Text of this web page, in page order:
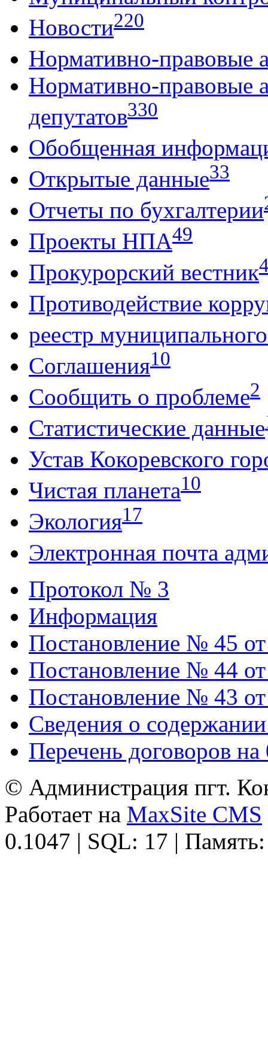
Новости220
Нормативно-правовые
Нормативно-правовые
депутатов330
Обобщенная
Открытые данные33
Отчеты по бухгалтерии
Проекты НПА49
Прокурорский вестник
Противодействие
реестр
Соглашения10
Сообщить о проблеме2
Статистические данные
Устав Кокоревского
Чистая планета10
Экология17
Электронная почта
Протокол № 3
Информация
Постановление № 45
Постановление № 44
Постановление № 43
Сведения о
Перечень договоров на
© Администрация пгт.
Работает на MaxSite CMS
0.1047 | SQL: 17 |